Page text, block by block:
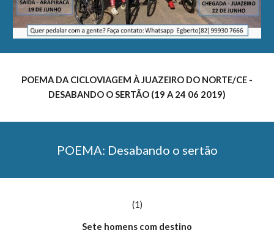
POEMA DA CICLOVIAGEM À JUAZEIRO DO NORTE/CE -
DESABANDO O SERTÃO (19 A 24 06 2019)
POEMA: Desabando o sertão
(1)
Sete homens com destino